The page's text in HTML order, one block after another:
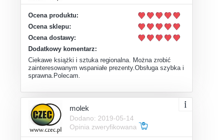
Ocena produktu:
Ocena sklepu:
Ocena dostawy:
Dodatkowy komentarz:
Ciekawe książki i sztuka regionalna. Można zrobić
zainteresowanym wspaniałe prezenty.Obsługa szybka i
sprawna.Polecam.
molek
Dodano: 2019-05-14
Opinia zweryfikowana